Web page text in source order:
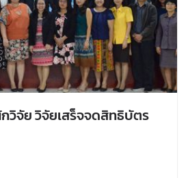
วิจัย วิจัยเสร็จจดสิทธิบัตร